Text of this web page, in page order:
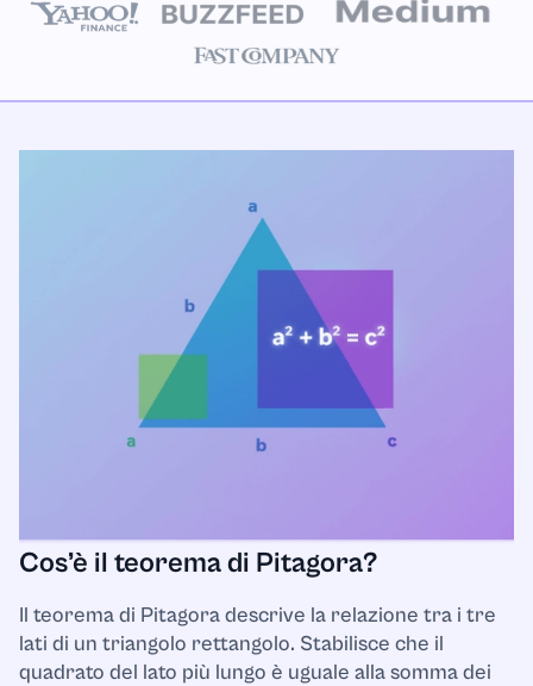
Cos’è il teorema di Pitagora?
Il teorema di Pitagora descrive la relazione tra i tre
lati di un triangolo rettangolo. Stabilisce che il
quadrato del lato più lungo è uguale alla somma dei